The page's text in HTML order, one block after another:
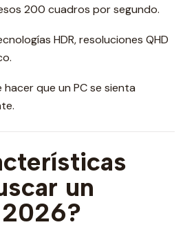
200 cuadros por segundo.
HDR, resoluciones QHD
que un PC se sienta
un